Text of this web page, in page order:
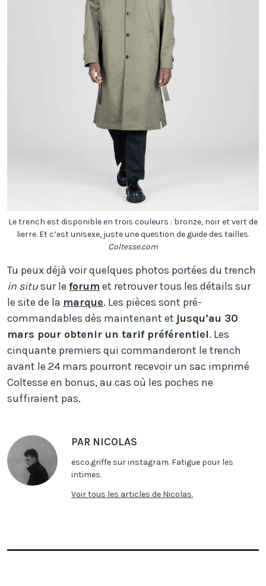
Le trench est disponible en trois couleurs : bronze, noir et vert de
lierre. Et c’est unisexe, juste une question de guide des tailles.
Coltesse.com
Tu peux déjà voir quelques photos portées du trench
in situsur le forum et retrouver tous les détails sur
le site de la marque. Les pièces sont pré-
commandables dès maintenant et jusqu’au 30
mars pour obtenir un tarif préférentiel. Les
cinquante premiers qui commanderont le trench
avant le 24 mars pourront recevoir un sac imprimé
Coltesse en bonus, au cas où les poches ne
suffiraient pas.
PAR NICOLAS
esco.griffe sur instagram. Fatigue pour les
intimes.
Voir tous les articles de Nicolas.